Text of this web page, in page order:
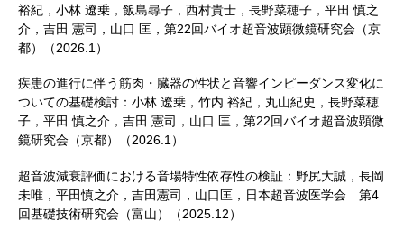
裕紀，小林 遼乗，飯島尋子，西村貴士，長野菜穂子，平田 慎之
介，吉田 憲司，山口 匡，第22回バイオ超音波顕微鏡研究会（京
都）（2026.1）
疾患の進行に伴う筋肉・臓器の性状と音響インピーダンス変化に
ついての基礎検討：小林 遼乗，竹内 裕紀，丸山紀史，長野菜穂
子，平田 慎之介，吉田 憲司，山口 匡，第22回バイオ超音波顕微
鏡研究会（京都）（2026.1）
超音波減衰評価における音場特性依存性の検証：野尻大誠，長岡
未唯，平田慎之介，吉田憲司，山口匡，日本超音波医学会 第4
回基礎技術研究会（富山）（2025.12）